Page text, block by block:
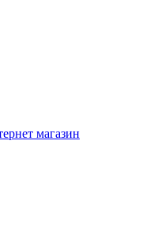
магазин